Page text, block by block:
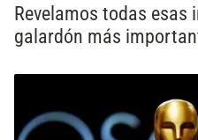
Revelamos todas esas
galardón más